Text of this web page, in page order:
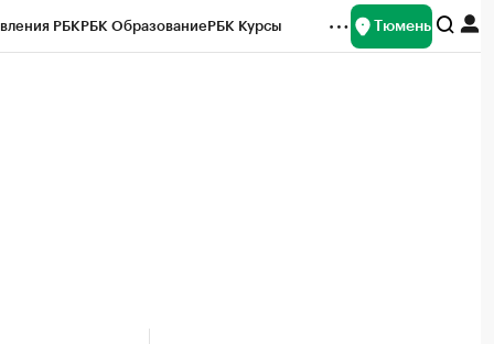
РБКРБК ОбразованиеРБК Курсы Тюмень